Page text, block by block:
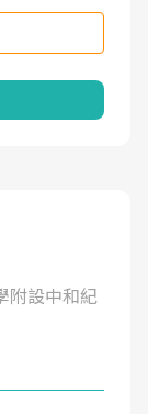
附設中和紀